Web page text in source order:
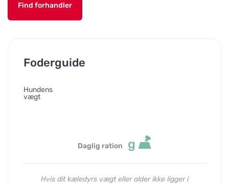
Find forhandler
Foderguide
Hundens
vægt
Daglig ration g
Hvis dit kæledyrs vægt eller alder ikke ligger i